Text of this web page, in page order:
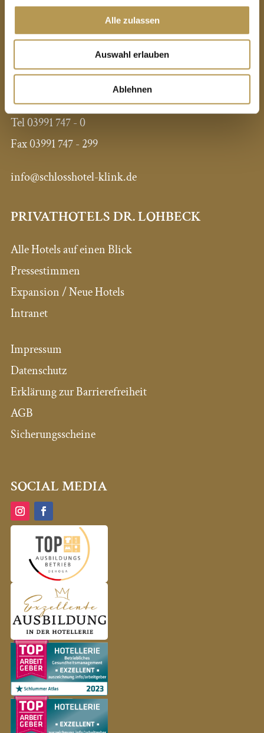
Alle zulassen
Auswahl erlauben
Ablehnen
Privathotels Dr. Lohbeck GmbH & Co.KG
Seehotel Schloss Klink
Schlossstraße 6
Tel03991 747 - 0
Fax03991 747 - 299
info@schlosshotel-klink.de
PRIVATHOTELS DR. LOHBECK
Alle Hotels auf einen Blick
Pressestimmen
Expansion / Neue Hotels
Intranet
Impressum
Datenschutz
Erklärung zur Barrierefreiheit
AGB
Sicherungsscheine
SOCIAL MEDIA